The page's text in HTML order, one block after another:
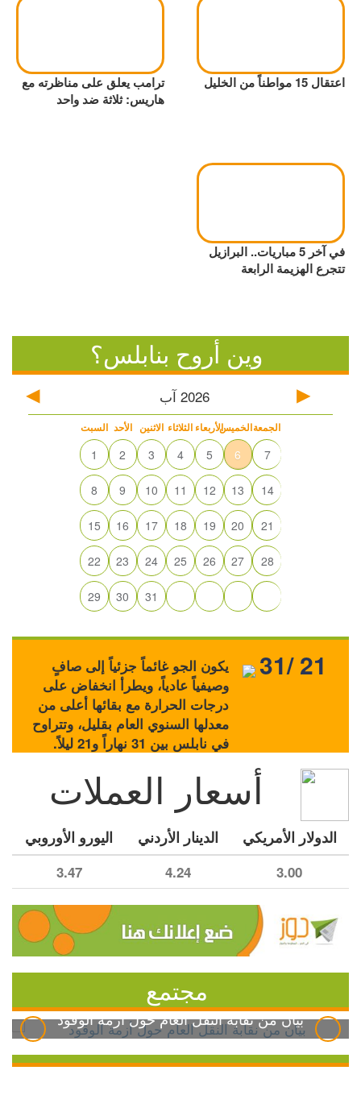
اعتقال 15 مواطناً من الخليل
ترامب يعلق على مناظرته مع
هاريس: ثلاثة ضد واحد
في آخر 5 مباريات.. البرازيل
تتجرع الهزيمة الرابعة
وين أروح بنابلس؟
2026 آب
السبت الأحد الاثنين الثلاثاء الأربعاءالخميسالجمعة
1 2 3 4 5 6 7
8 9 10 11 12 13 14
15 16 17 18 19 20 21
22 23 24 25 26 27 28
29 30 31
يكون الجو غائماً جزئياً إلى صافٍ
وصيفياً عادياً، ويطرأ انخفاض على
درجات الحرارة مع بقائها أعلى من
معدلها السنوي العام بقليل، وتتراوح
في نابلس بين 31 نهاراً و21 ليلاً.
31/ 21
أسعار العملات
الدولار الأمريكي الدينار الأردني اليورو الأوروبي
3.00
4.24
3.47
مجتمع
بيان من نقابة النقل العام حول أزمة الوقود